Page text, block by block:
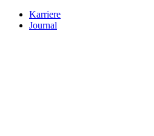
Karriere
Journal